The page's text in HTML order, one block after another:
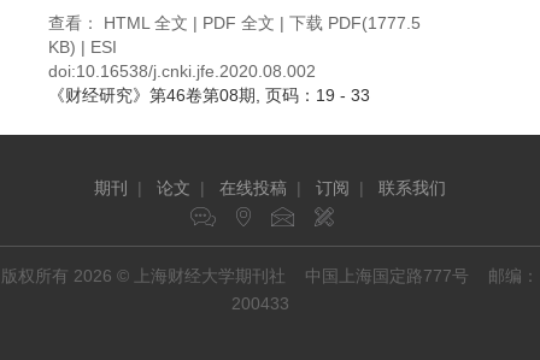
查看： HTML 全文 | PDF 全文 | 下载 PDF(1777.5
KB) | ESI
doi:10.16538/j.cnki.jfe.2020.08.002
《财经研究》 第46卷第08期 , 页码：19 - 33
期刊 | 论文 | 在线投稿 | 订阅 | 联系我们
版权所有 2026 © 上海财经大学期刊社 中国上海国定路777号 邮编：
200433